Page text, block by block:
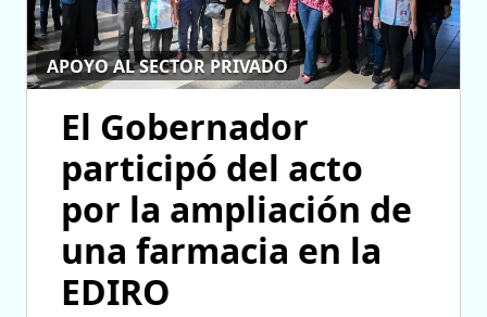
APOYO AL SECTOR PRIVADO
El Gobernador
participó del acto
por la ampliación de
una farmacia en la
EDIRO